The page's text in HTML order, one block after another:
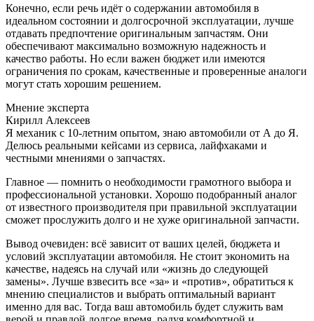
Конечно, если речь идёт о содержании автомобиля в
идеальном состоянии и долгосрочной эксплуатации, лучше
отдавать предпочтение оригинальным запчастям. Они
обеспечивают максимально возможную надежность и
качество работы. Но если важен бюджет или имеются
ограничения по срокам, качественные и проверенные аналоги
могут стать хорошим решением.
Мнение эксперта
Кирилл Алексеев
Я механик с 10-летним опытом, знаю автомобили от А до Я.
Делюсь реальными кейсами из сервиса, лайфхаками и
честными мнениями о запчастях.
Главное — помнить о необходимости грамотного выбора и
профессиональной установки. Хорошо подобранный аналог
от известного производителя при правильной эксплуатации
сможет прослужить долго и не хуже оригинальной запчасти.
Вывод очевиден: всё зависит от ваших целей, бюджета и
условий эксплуатации автомобиля. Не стоит экономить на
качестве, надеясь на случай или «жизнь до следующей
замены». Лучше взвесить все «за» и «против», обратиться к
мнению специалистов и выбрать оптимальный вариант
именно для вас. Тогда ваш автомобиль будет служить вам